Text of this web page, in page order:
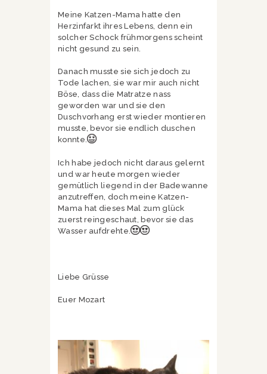
Meine Katzen-Mama hatte den
Herzinfarkt ihres Lebens, denn ein
solcher Schock frühmorgens scheint
nicht gesund zu sein.
Danach musste sie sich jedoch zu
Tode lachen, sie war mir auch nicht
Böse, dass die Matratze nass
geworden war und sie den
Duschvorhang erst wieder montieren
musste, bevor sie endlich duschen
konnte.
Ich habe jedoch nicht daraus gelernt
und war heute morgen wieder
gemütlich liegend in der Badewanne
anzutreffen, doch meine Katzen-
Mama hat dieses Mal zum glück
zuerst reingeschaut, bevor sie das
Wasser aufdrehte.
Liebe Grüsse
Euer Mozart